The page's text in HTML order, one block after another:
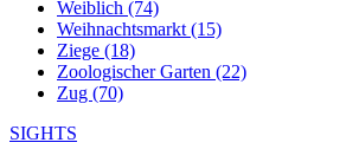
Weiblich (74)
Weihnachtsmarkt (15)
Ziege (18)
Zoologischer Garten (22)
Zug (70)
SIGHTS